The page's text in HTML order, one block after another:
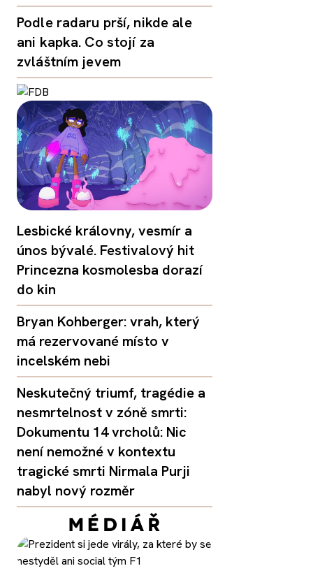
Podle radaru prší, nikde ale
ani kapka. Co stojí za
zvláštním jevem
Lesbické královny, vesmír a
únos bývalé. Festivalový hit
Princezna kosmolesba dorazí
do kin
Bryan Kohberger: vrah, který
má rezervované místo v
incelském nebi
Neskutečný triumf, tragédie a
nesmrtelnost v zóně smrti:
Dokumentu 14 vrcholů: Nic
není nemožné v kontextu
tragické smrti Nirmala Purji
nabyl nový rozměr